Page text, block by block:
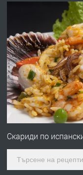
ПРЕДЛАГА
ПРЕДЛАГА
Скариди по